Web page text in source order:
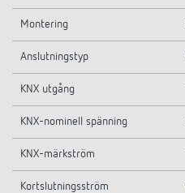
Montering
Anslutningstyp
KNX utgång
KNX-nominell spänning
KNX-märkström
Kortslutningsström